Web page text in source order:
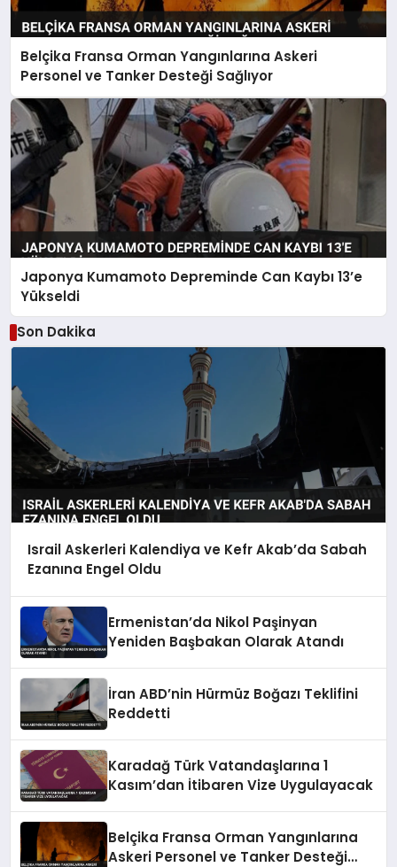
Belçika Fransa Orman Yangınlarına Askeri
Personel ve Tanker Desteği Sağlıyor
Japonya Kumamoto Depreminde Can Kaybı 13’e
Yükseldi
Son Dakika
Israil Askerleri Kalendiya ve Kefr Akab’da Sabah
Ezanına Engel Oldu
Ermenistan’da Nikol Paşinyan
Yeniden Başbakan Olarak Atandı
İran ABD’nin Hürmüz Boğazı Teklifini
Reddetti
Karadağ Türk Vatandaşlarına 1
Kasım’dan İtibaren Vize Uygulayacak
Belçika Fransa Orman Yangınlarına
Askeri Personel ve Tanker Desteği